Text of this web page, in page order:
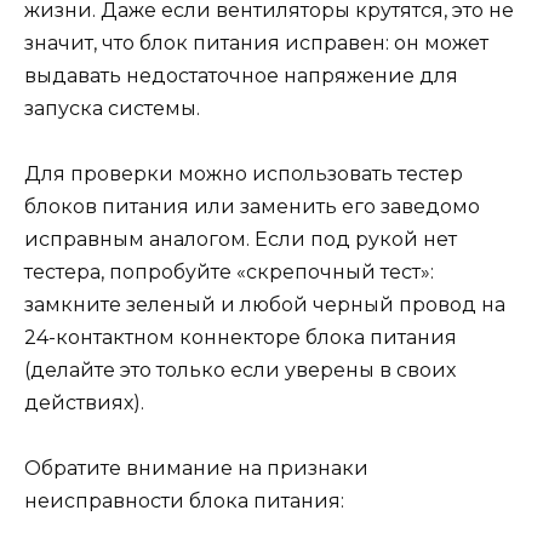
жизни. Даже если вентиляторы крутятся, это не
значит, что блок питания исправен: он может
выдавать недостаточное напряжение для
запуска системы.
Для проверки можно использовать тестер
блоков питания или заменить его заведомо
исправным аналогом. Если под рукой нет
тестера, попробуйте «скрепочный тест»:
замкните зеленый и любой черный провод на
24-контактном коннекторе блока питания
(делайте это только если уверены в своих
действиях).
Обратите внимание на признаки
неисправности блока питания: